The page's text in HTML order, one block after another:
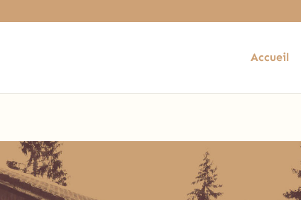
http_get_last_response_headers() instead in
: eval()'d code
Accueil